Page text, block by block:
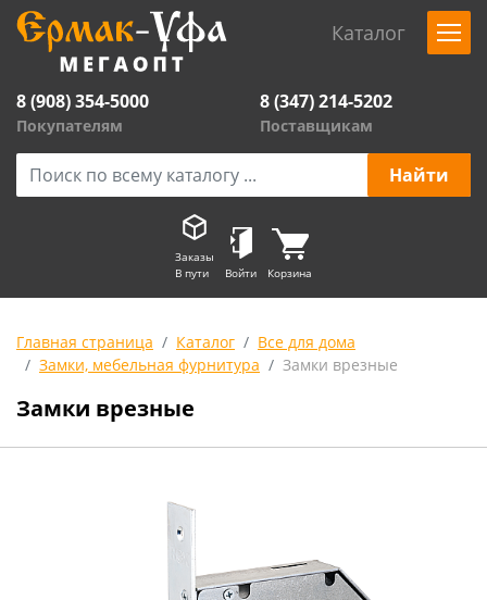
Каталог
8 (908) 354-5000
Покупателям
8 (347) 214-5202
Поставщикам
Заказы
В пути
Войти Корзина
Главная страница Каталог
Все для дома
Замки, мебельная фурнитура
Замки врезные
Замки врезные